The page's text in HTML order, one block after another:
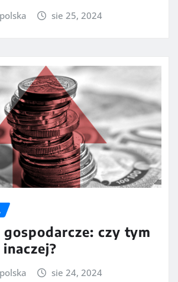
sie 25, 2024
czy tym
sie 24, 2024